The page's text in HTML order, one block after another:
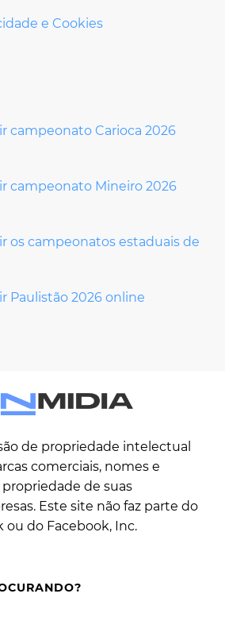
e Cookies
campeonato Carioca 2026
campeonato Mineiro 2026
os campeonatos estaduais de
Paulistão 2026 online
de propriedade intelectual
comerciais, nomes e
de suas
Este site não faz parte do
ou do Facebook, Inc.